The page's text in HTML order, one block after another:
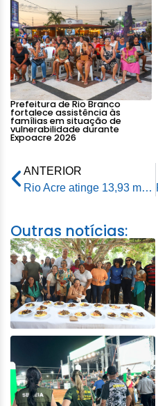
Prefeitura de Rio Branco
fortalece assistência às
famílias em situação de
vulnerabilidade durante
Expoacre 2026
ANTERIOR
Rio Acre atinge 13,93 metros e Prefeitura de Rio Branco mantém alerta e mobiliza equipes de atendimento
Outras notícias: